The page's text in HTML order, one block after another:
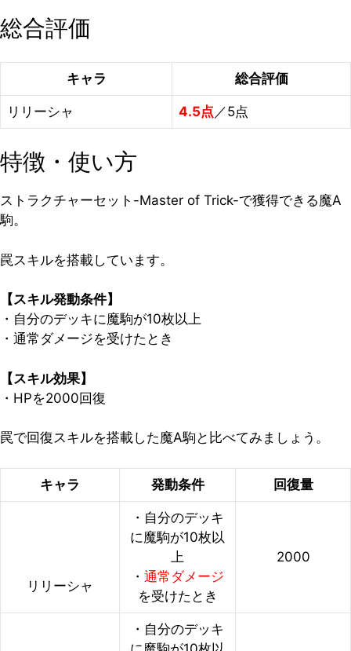
総合評価
キャラ 総合評価
リリーシャ 4.5点 ／5点
特徴・使い方
ストラクチャーセット-Master of Trick-で獲得できる魔A
駒。
罠スキルを搭載しています。
【スキル発動条件】
・自分のデッキに魔駒が10枚以上
・通常ダメージを受けたとき
【スキル効果】
・HPを2000回復
罠で回復スキルを搭載した魔A駒と比べてみましょう。
キャラ 発動条件 回復量
リリーシャ
・自分のデッキ
に魔駒が10枚以
上
・ 通常ダメージ
を受けたとき
2000
・自分のデッキ